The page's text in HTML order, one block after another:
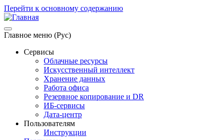
Перейти к основному содержанию
Главное меню (Рус)
Сервисы
Облачные ресурсы
Искусственный интеллект
Хранение данных
Работа офиса
Резервное копирование и DR
ИБ-сервисы
Дата-центр
Пользователям
Инструкции